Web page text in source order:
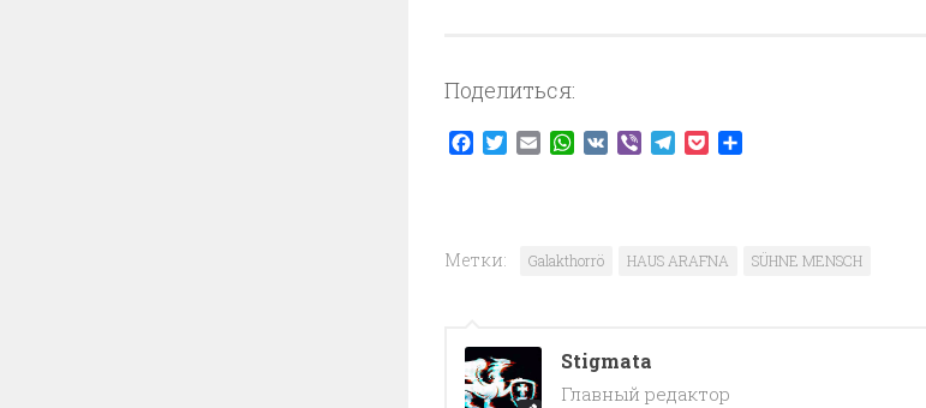
Поделиться:
Facebook
TwitterEmailWhatsApp
VK ViberTelegram
Pocket
Метки: Galakthorrö HAUS ARAFNA SÜHNE MENSCH
Stigmata
Главный редактор